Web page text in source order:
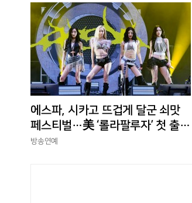
에스파, 시카고 뜨겁게 달군 쇠맛
페스티벌…美 ‘롤라팔루자’ 첫 출격
부터 증명한 존재감
방송연예